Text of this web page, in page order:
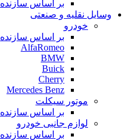
بر اساس سازنده
وسایل نقلیه و صنعتی
خودرو
بر اساس سازنده
AlfaRomeo
BMW
Buick
Cherry
Mercedes Benz
موتور سیکلت
بر اساس سازنده
لوازم جانبی خودرو
بر اساس سازنده